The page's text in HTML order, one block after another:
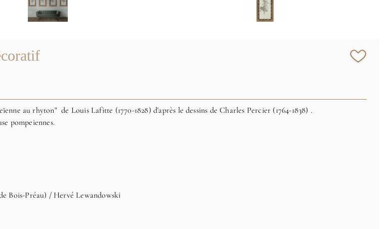
au rhyton" de Louis Lafitte (1770-1828) d'après le dessins de Charles Percier (1764-1838) .
pompeiennes.
Bois-Préau) / Hervé Lewandowski